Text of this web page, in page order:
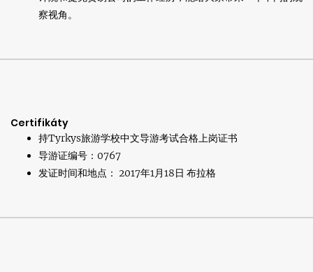
察视角。
Certifikáty
持Tyrkys旅游学校中文导游考试合格上岗证书
导游证编号：0767
发证时间和地点： 2017年1月18日 布拉格